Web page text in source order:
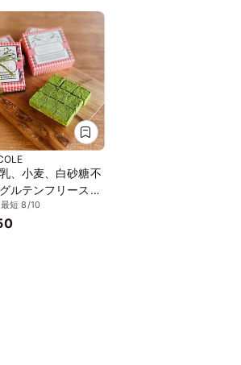
乳、小麦、白砂糖不
ルテンフリースイ
タニカルショコラ
京抹茶 〜京豆腐
最短 8/10